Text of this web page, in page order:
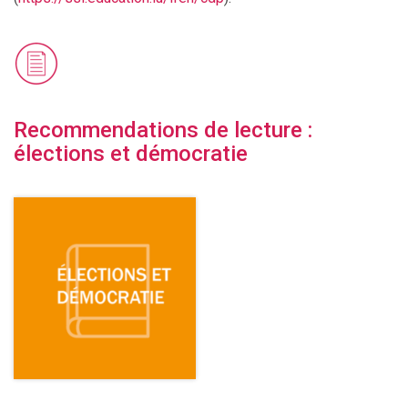
Recommendations de lecture :
élections et démocratie